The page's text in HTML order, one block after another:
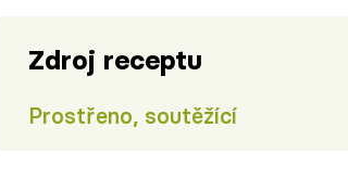
Zdroj receptu
Prostřeno, soutěžící